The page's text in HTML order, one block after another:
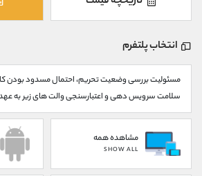
انتخاب پلتفرم
مسئولیت بررسی وضعیت تحریم، احتمال مسدود بودن
سلامت سرویس دهی و اعتبارسنجی والت های زیر به
مشاهده همه
SHOW ALL